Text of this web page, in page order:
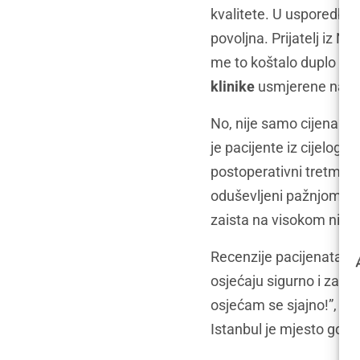
kvalitete. U usporedbi
povoljna. Prijatelj iz
me to koštalo duplo
klinike usmjerene na
No, nije samo cijena
je pacijente iz cijelog
postoperativni
oduševljeni pažnjom
zaista na visokom nivou.
Recenzije pacijenata
osjećaju sigurno i
osjećam se sjajno!”,
Istanbul je mjesto gdje